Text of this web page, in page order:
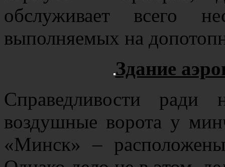
обслуживает всего
выполняемых на
Здание
Справедливости ради
воздушные ворота у
«Минск» –